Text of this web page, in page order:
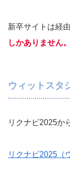
新卒サイトは経
しかありません。
ウィットスタ
リクナビ2025か
リクナビ2025（